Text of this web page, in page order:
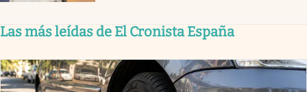
Las más leídas de El Cronista España